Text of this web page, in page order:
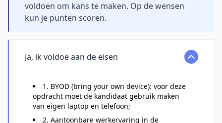
voldoen om kans te maken. Op de wensen
kun je punten scoren.
Ja, ik voldoe aan de eisen
1. BYOD (bring your own device): voor deze
opdracht moet de kandidaat gebruik maken
van eigen laptop en telefoon;
2. Aantoonbare werkervaring in de